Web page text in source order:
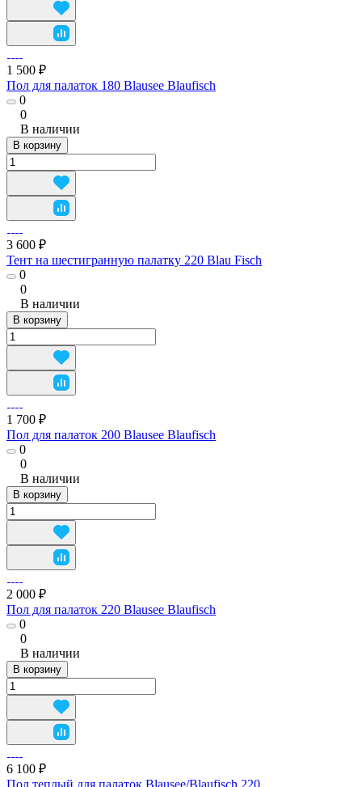
1 500 ₽
Пол для палаток 180 Blausee Blaufisch
0
0
В наличии
В корзину
3 600 ₽
Тент на шестигранную палатку 220 Blau Fisch
0
0
В наличии
В корзину
1 700 ₽
Пол для палаток 200 Blausee Blaufisch
0
0
В наличии
В корзину
2 000 ₽
Пол для палаток 220 Blausee Blaufisch
0
0
В наличии
В корзину
6 100 ₽
Пол теплый для палаток Blausee/Blaufisch 220